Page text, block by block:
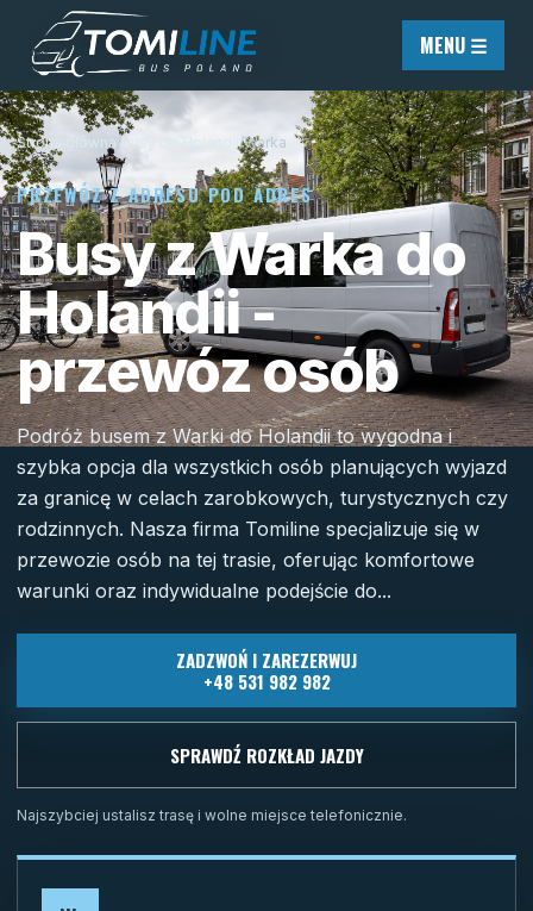
Przejdź do treści
MENU ☰
Strona główna / Busy do Holandii/Warka
PRZEWÓZ Z ADRESU POD ADRES
Busy z Warka do
Holandii -
przewóz osób
Podróż busem z Warki do Holandii to wygodna i
szybka opcja dla wszystkich osób planujących wyjazd
za granicę w celach zarobkowych, turystycznych czy
rodzinnych. Nasza firma Tomiline specjalizuje się w
przewozie osób na tej trasie, oferując komfortowe
warunki oraz indywidualne podejście do...
ZADZWOŃ I ZAREZERWUJ
+48 531 982 982
SPRAWDŹ ROZKŁAD JAZDY
Najszybciej ustalisz trasę i wolne miejsce telefonicznie.